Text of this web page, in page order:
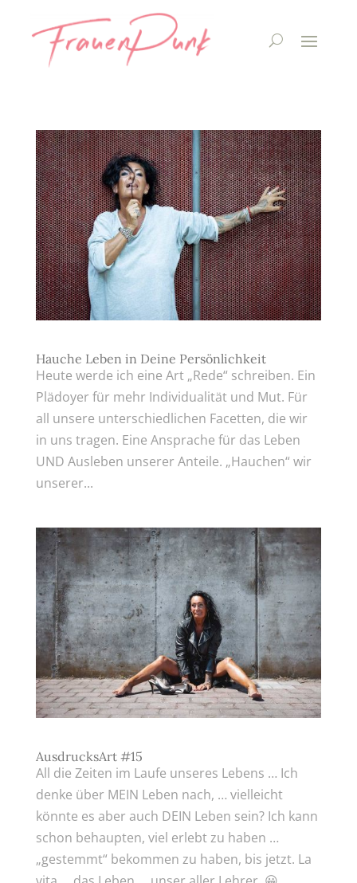
Hauche Leben in Deine Persönlichkeit
Heute werde ich eine Art „Rede“ schreiben. Ein
Plädoyer für mehr Individualität und Mut. Für
all unsere unterschiedlichen Facetten, die wir
in uns tragen. Eine Ansprache für das Leben
UND Ausleben unserer Anteile. „Hauchen“ wir
unserer...
AusdrucksArt #15
All die Zeiten im Laufe unseres Lebens … Ich
denke über MEIN Leben nach, … vielleicht
könnte es aber auch DEIN Leben sein? Ich kann
schon behaupten, viel erlebt zu haben …
„gestemmt“ bekommen zu haben, bis jetzt. La